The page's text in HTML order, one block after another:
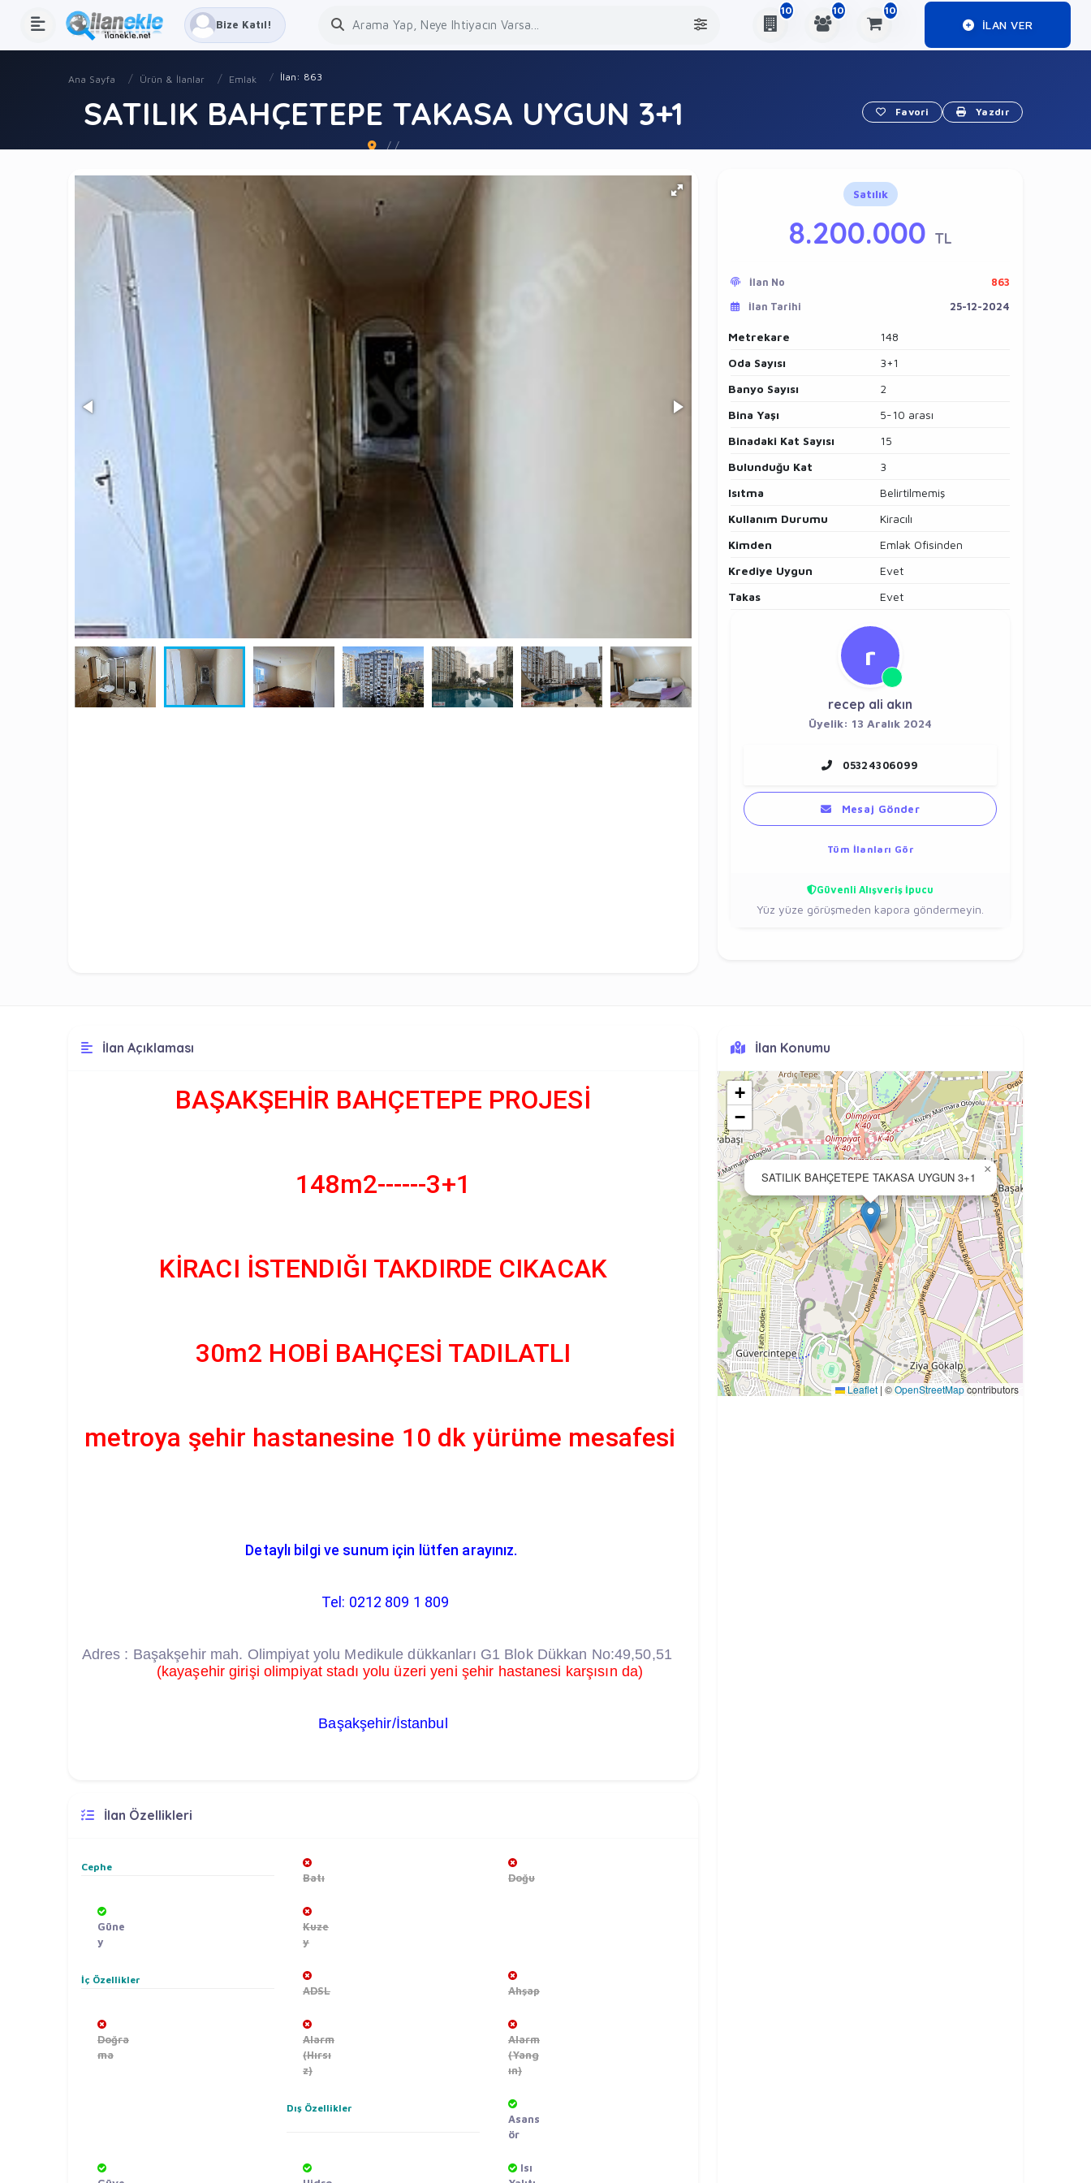
Bize Katıl!
10 10 10
ILAN VER
Ana Sayfa Ürün & İlanlar Emlak İlan: 863
SATILIK BAHÇETEPE TAKASA UYGUN 3+1
/ /
Favori Yazdır
Satılık
8.200.000 TL
İlan No
863
İlan Tarihi
25-12-2024
Metrekare
148
Oda Sayısı
3+1
Banyo Sayısı
2
Bina Yaşı
5-10 arası
Binadaki Kat Sayısı
15
Bulunduğu Kat
3
Isıtma
Belirtilmemiş
Kullanım Durumu
Kiracılı
Kimden
Emlak Ofisinden
Krediye Uygun
Evet
Takas
Evet
r
recep ali akın
Üyelik: 13 Aralık 2024
05324306099
Mesaj Gönder
Tüm İlanları Gör
Güvenli Alışveriş İpucu
Yüz yüze görüşmeden kapora göndermeyin.
İlan Açıklaması
BAŞAKŞEHİR BAHÇETEPE PROJESİ
148m2------3+1
KİRACI İSTENDIĞI TAKDIRDE CIKACAK
30m2 HOBİ BAHÇESİ TADILATLI
metroya şehir hastanesine 10 dk yürüme mesafesi
Detaylı bilgi ve sunum için lütfen arayınız.
Tel: 0212 809 1 809
Adres : Başakşehir mah. Olimpiyat yolu Medikule dükkanları G1 Blok Dükkan No:49,50,51
(kayaşehir girişi olimpiyat stadı yolu üzeri yeni şehir hastanesi karşısın da)
Başakşehir/İstanbul
İlan Özellikleri
Cephe
Batı Doğu
Güne
y
Kuze
y
İç Özellikler
ADSL Ahşap
Doğra
ma
Alarm
(Hırsı
z)
Alarm
(Yang
ın)
Dış Özellikler
Asans
ör
Isı
İlan Konumu
SATILIK BAHÇETEPE TAKASA UYGUN 3+1
×
+
−
Leaflet | ©OpenStreetMapcontributors